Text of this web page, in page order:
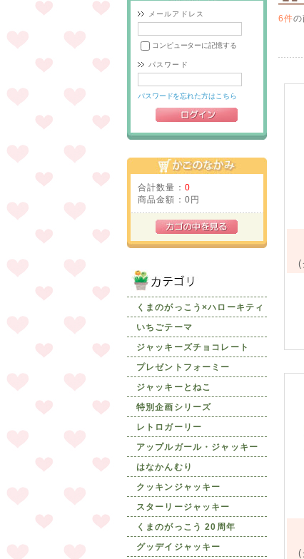
メールアドレス
コンピューターに記憶する
パスワード
パスワードを忘れた方はこちら
合計数量： 0
商品金額： 0円
くまのがっこう×ハローキティ
いちごテーマ
ジャッキーズチョコレート
プレゼントフォーミー
ジャッキーとねこ
特別企画シリーズ
レトロガーリー
アップルガール・ジャッキー
はなかんむり
クッキンジャッキー
スターリージャッキー
くまのがっこう 20周年
グッデイジャッキー
6件の
(
(